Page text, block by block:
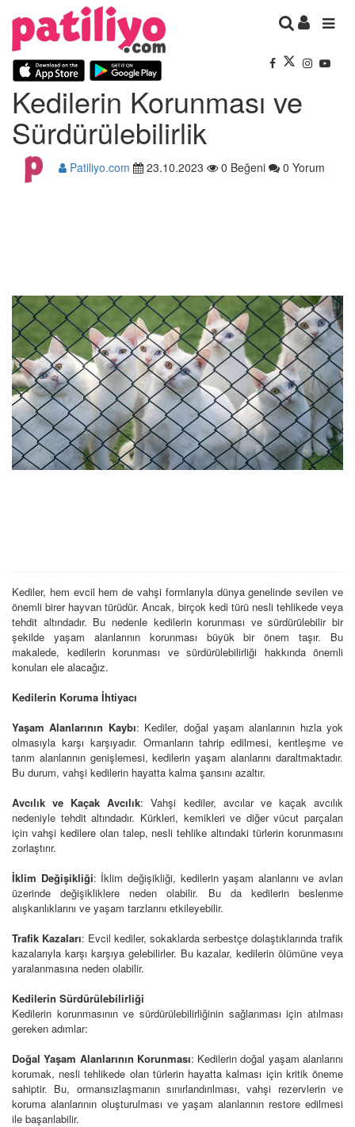
Kedilerin Korunması ve
Sürdürülebilirlik
Patiliyo.com 23.10.2023 0 Beğeni 0 Yorum
Kediler, hem evcil hem de vahşi formlarıyla dünya genelinde sevilen ve
önemli birer hayvan türüdür. Ancak, birçok kedi türü nesli tehlikede veya
tehdit altındadır. Bu nedenle kedilerin korunması ve sürdürülebilir bir
şekilde yaşam alanlarının korunması büyük bir önem taşır. Bu
makalede, kedilerin korunması ve sürdürülebilirliği hakkında önemli
konuları ele alacağız.
Kedilerin Koruma İhtiyacı
Yaşam Alanlarının Kaybı: Kediler, doğal yaşam alanlarının hızla yok
olmasıyla karşı karşıyadır. Ormanların tahrip edilmesi, kentleşme ve
tarım alanlarının genişlemesi, kedilerin yaşam alanlarını daraltmaktadır.
Bu durum, vahşi kedilerin hayatta kalma şansını azaltır.
Avcılık ve Kaçak Avcılık: Vahşi kediler, avcılar ve kaçak avcılık
nedeniyle tehdit altındadır. Kürkleri, kemikleri ve diğer vücut parçaları
için vahşi kedilere olan talep, nesli tehlike altındaki türlerin korunmasını
zorlaştırır.
İklim Değişikliği: İklim değişikliği, kedilerin yaşam alanlarını ve avları
üzerinde değişikliklere neden olabilir. Bu da kedilerin beslenme
alışkanlıklarını ve yaşam tarzlarını etkileyebilir.
Trafik Kazaları: Evcil kediler, sokaklarda serbestçe dolaştıklarında trafik
kazalarıyla karşı karşıya gelebilirler. Bu kazalar, kedilerin ölümüne veya
yaralanmasına neden olabilir.
Kedilerin Sürdürülebilirliği
Kedilerin korunmasının ve sürdürülebilirliğinin sağlanması için atılması
gereken adımlar:
Doğal Yaşam Alanlarının Korunması: Kedilerin doğal yaşam alanlarını
korumak, nesli tehlikede olan türlerin hayatta kalması için kritik öneme
sahiptir. Bu, ormansızlaşmanın sınırlandırılması, vahşi rezervlerin ve
koruma alanlarının oluşturulması ve yaşam alanlarının restore edilmesi
ile başarılabilir.